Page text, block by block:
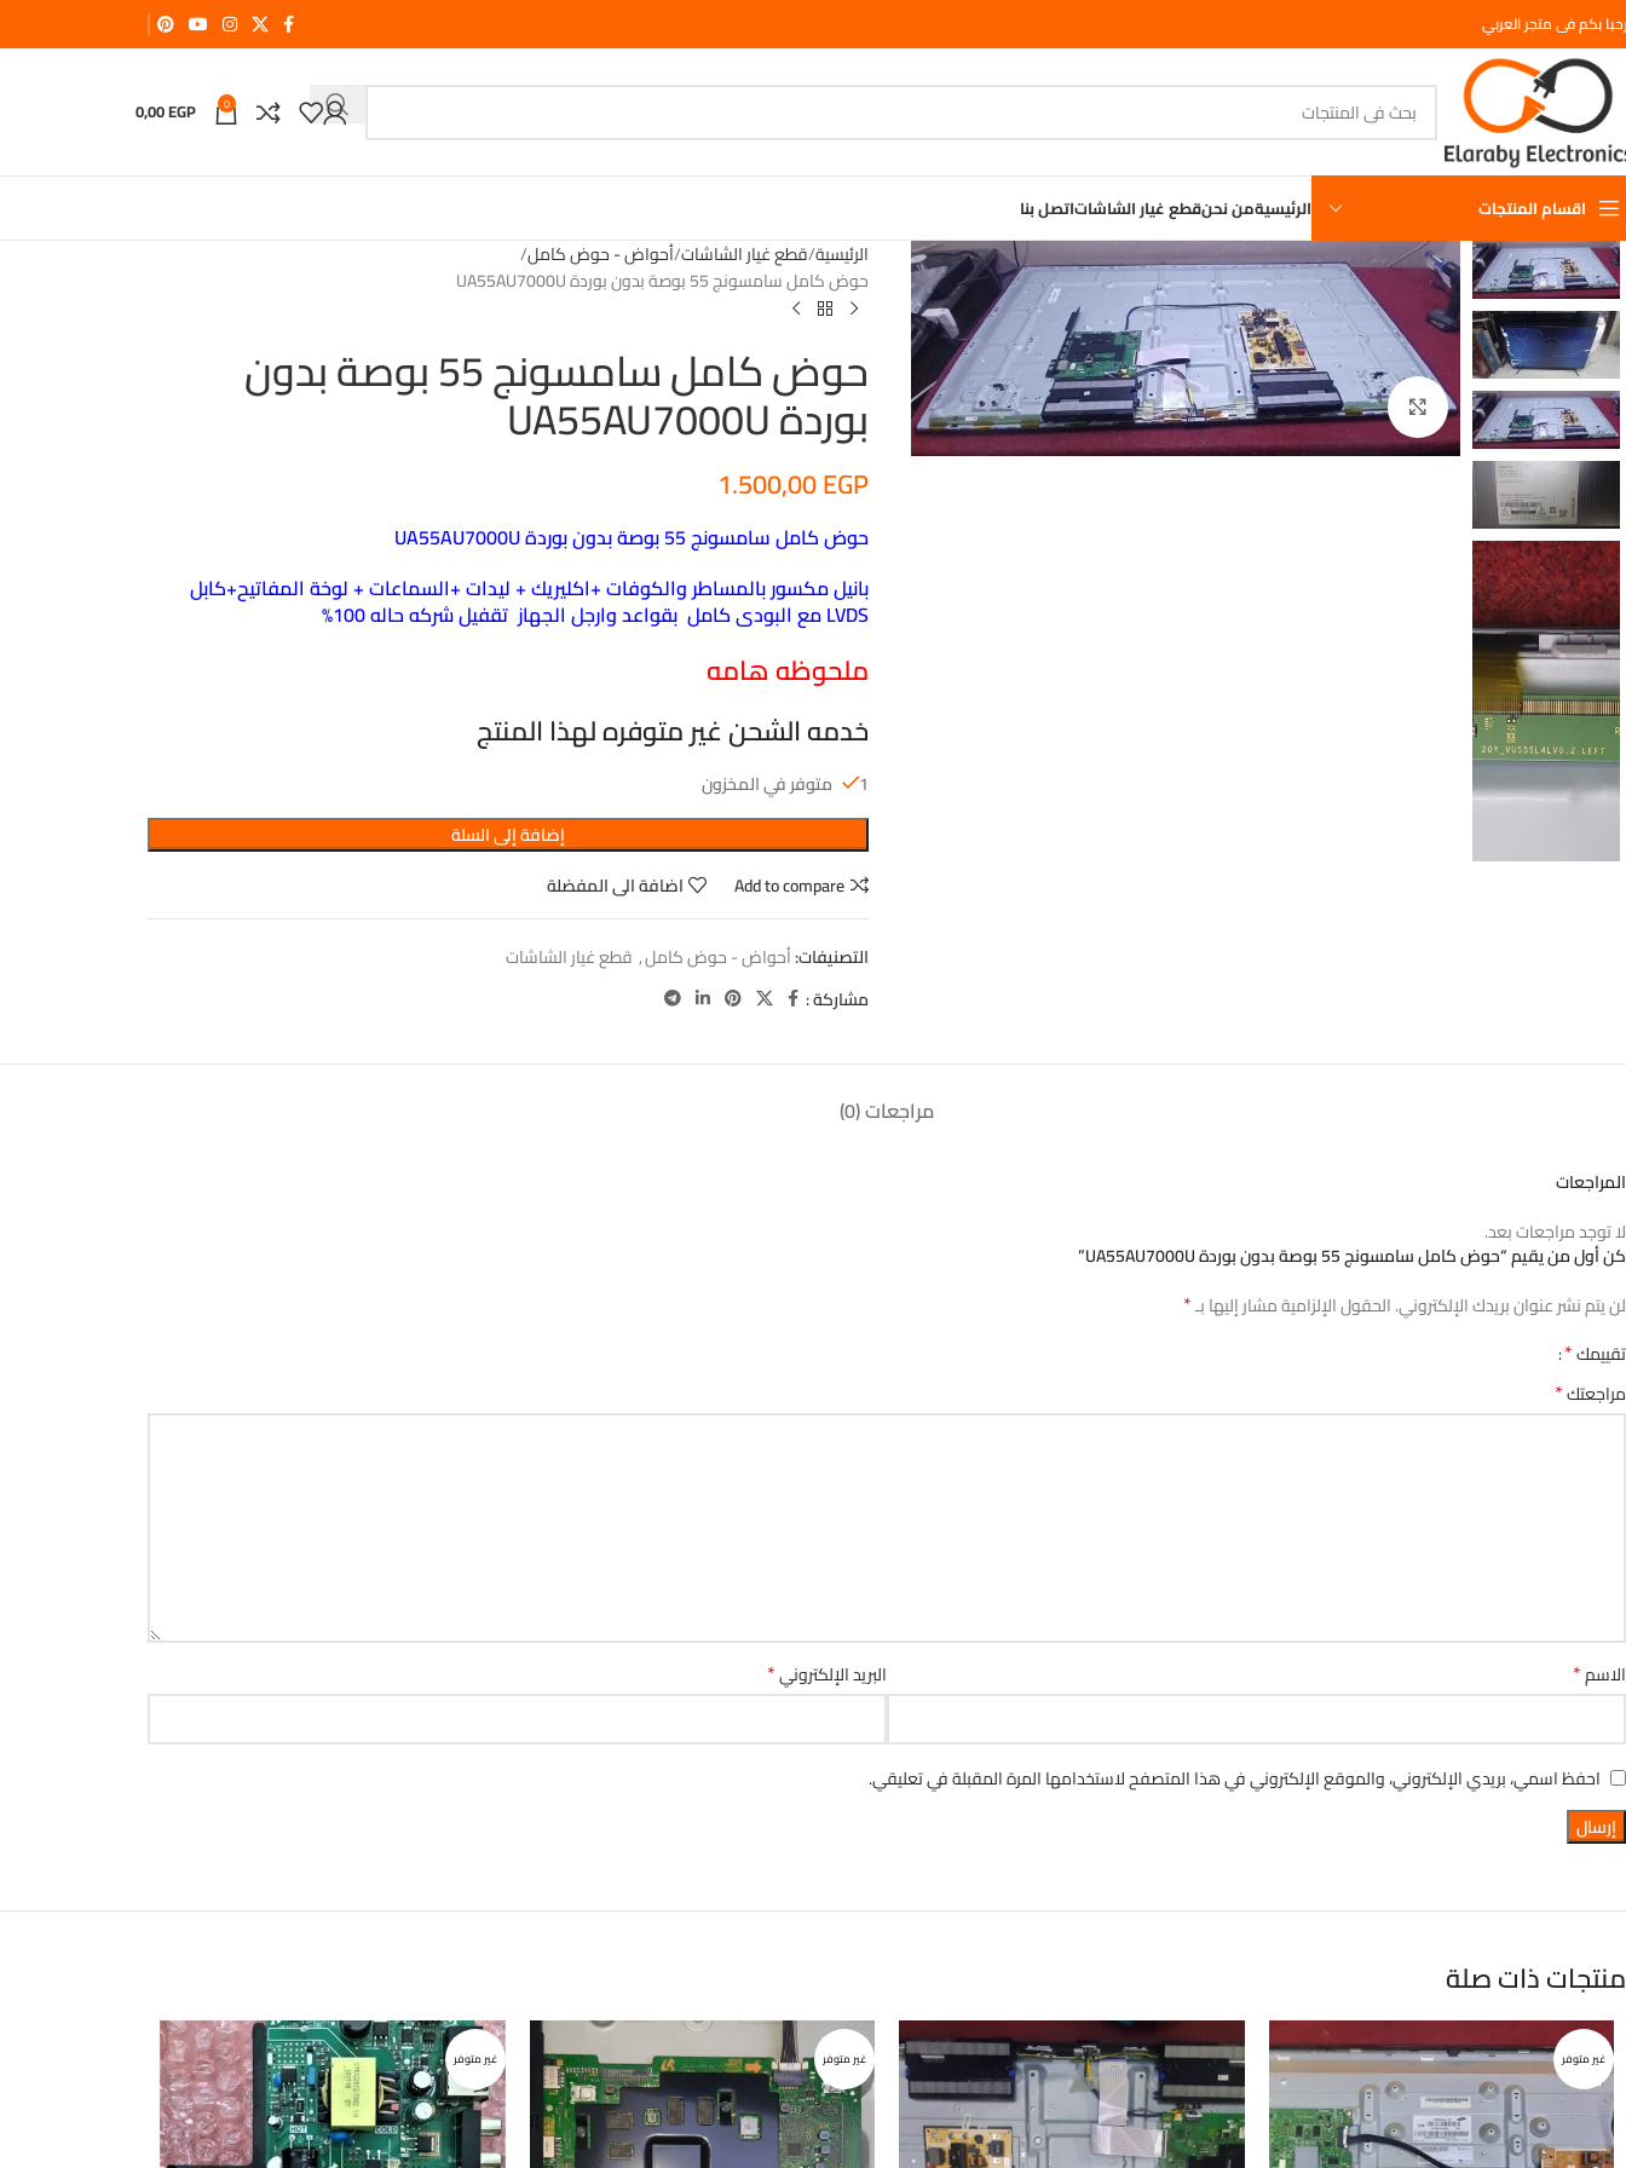
بكم فى متجر العربي
0
0,00EGP
اقسام المنتجات الرئيسيةمن نحنقطع غيار الشاشاتاتصل بنا
اضغط للتكبير
الرئيسية قطع غيار الشاشات أحواض - حوض كامل
حوض كامل سامسونج 55 بوصة بدون بوردة UA55AU7000U
حوض كامل سامسونج 55 بوصة بدون
بوردة UA55AU7000U
1.500,00EGP
حوض كامل سامسونج 55 بوصة بدون بوردة UA55AU7000U
بانيل مكسور بالمساطر والكوفات +اكليريك + ليدات +السماعات + لوخة المفاتيح+كابل
LVDS مع البودى كامل بقواعد وارجل الجهاز تقفيل شركه حاله 100%
ملحوظه هامه
خدمه الشحن غير متوفره لهذا المنتج
1 متوفر في المخزون
إضافة إلى السلة
Add to compare
اضافة الى المفضلة
التصنيفات:أحواض - حوض كامل, قطع غيار الشاشات
مشاركة :
مراجعات (0)
المراجعات
لا توجد مراجعات بعد.
كن أول من يقيم “حوض كامل سامسونج 55 بوصة بدون بوردة UA55AU7000U”
لن يتم نشر عنوان بريدك الإلكتروني.الحقول الإلزامية مشار إليها بـ*
تقييمك*
مراجعتك*
الاسم* البريد الإلكتروني*
احفظ اسمي، بريدي الإلكتروني، والموقع الإلكتروني في هذا المتصفح لاستخدامها المرة المقبلة في تعليقي.
منتجات ذات صلة
غير متوفر غير متوفر غير متوفر